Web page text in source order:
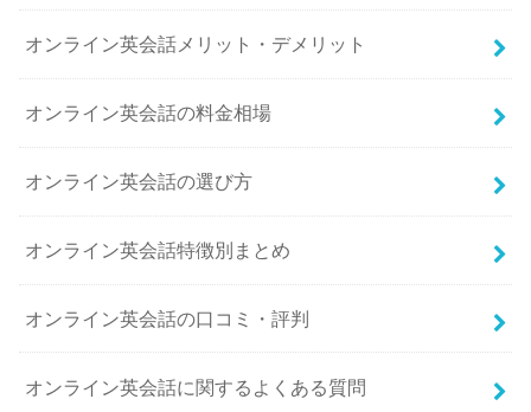
オンライン英会話メリット・デメリット
オンライン英会話の料金相場
オンライン英会話の選び方
オンライン英会話特徴別まとめ
オンライン英会話の口コミ・評判
オンライン英会話に関するよくある質問